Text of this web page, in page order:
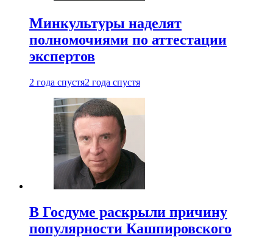
Минкультуры наделят
полномочиями по аттестации
экспертов
2 года спустя2 года спустя
В Госдуме раскрыли причину
популярности Кашпировского